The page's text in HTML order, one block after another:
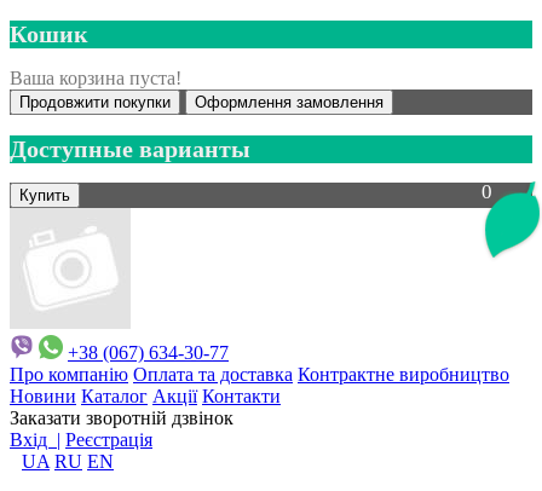
Кошик
Ваша корзина пуста!
Продовжити покупки Оформлення замовлення
0
Доступные варианты
+38 (067) 634-30-77
Про компанію Оплата та доставка Контрактне виробництво
Новини Каталог Акції Контакти
Заказати зворотній дзвінок
Вхід | Реєстрація
UA RU EN